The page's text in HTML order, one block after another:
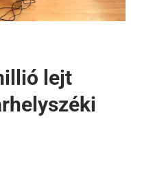
lejt